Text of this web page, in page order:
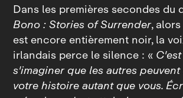
Dans les premières secondes du
Bono : Stories of Surrender,
est encore entièrement noir, la
irlandais perce le silence : «
s'imaginer que les autres
votre histoire autant que vous.